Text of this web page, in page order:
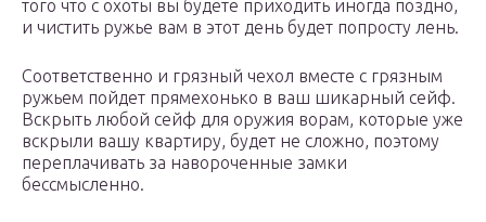
того что с охоты вы будете приходить иногда поздно,
и чистить ружье вам в этот день будет попросту лень.
Соответственно и грязный чехол вместе с грязным
ружьем пойдет прямехонько в ваш шикарный сейф.
Вскрыть любой сейф для оружия ворам, которые уже
вскрыли вашу квартиру, будет не сложно, поэтому
переплачивать за навороченные замки
бессмысленно.